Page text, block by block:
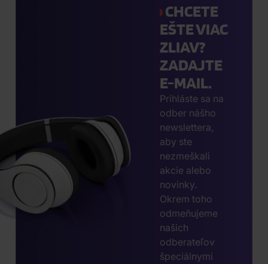
CHCETE
EŠTE VIAC
ZLIAV?
ZADAJTE
E-MAIL.
Prihláste sa na
odber nášho
newslettera,
aby ste
nezmeškali
akcie alebo
novinky.
Okrem toho
odmeňujeme
našich
odberateľov
špeciálnymi